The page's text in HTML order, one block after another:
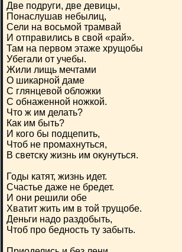
Две подруги, две девицы,
Понаслушав небылиц,
Сели на восьмой трамвай
И отправились в свой «рай».
Там на первом этаже хрущобы
Убегали от учебы.
Жили лищь мечтами
О шикарной даме
С глянцевой обложки
С обнаженной ножкой.
Что ж им делать?
Как им быть?
И кого бы подцепить,
Чтоб не промахнуться,
В светску жизнь им окунуться.
Годы катят, жизнь идет.
Счастье даже не бредет.
И они решили обе
Хватит жить им в той трущобе.
Деньги надо раздобыть,
Чтоб про бедность ту забыть.